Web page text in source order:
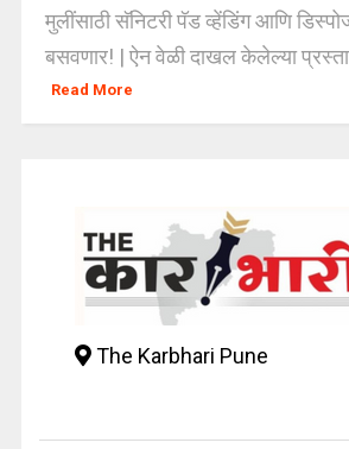
मुलींसाठी सॅनिटरी पॅड व्हेंडिंग आणि
बसवणार! | ऐन वेळी दाखल केलेल्या
Read More
The Karbhari Pune